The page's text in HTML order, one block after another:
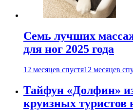
Семь лучших
для ног 2025 года
12 месяцев спустя12 месяцев
Тайфун «Долфин»
круизных туристов